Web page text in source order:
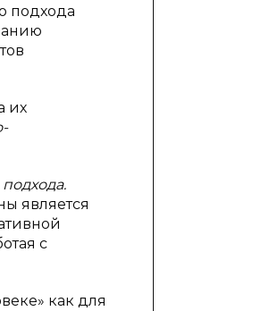
подхода
их
является
с
как для